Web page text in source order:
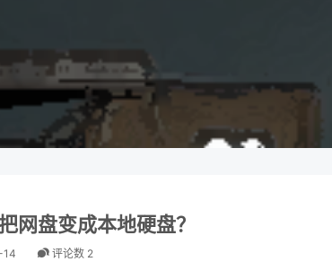
网盘变成本地硬盘？
评论数 2